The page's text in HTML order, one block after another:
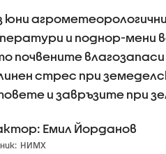
юни
и поднор-мени
почвените
стрес при
и завръзите при
Емил Йорданов
НИМХ